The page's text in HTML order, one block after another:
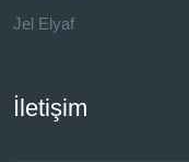
Jel Elyaf
İletişim